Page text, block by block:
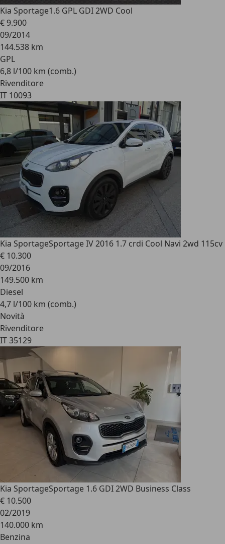
Kia Sportage1.6 GPL GDI 2WD Cool
€ 9.900
09/2014
144.538 km
GPL
6,8 l/100 km (comb.)
Rivenditore
IT 10093
Kia SportageSportage IV 2016 1.7 crdi Cool Navi 2wd 115cv
€ 10.300
09/2016
149.500 km
Diesel
4,7 l/100 km (comb.)
Novità
Rivenditore
IT 35129
Kia SportageSportage 1.6 GDI 2WD Business Class
€ 10.500
02/2019
140.000 km
Benzina